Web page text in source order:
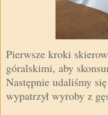
Pierwsze kroki
góralskimi, aby
Następnie udaliśmy
wypatrzył wyroby z